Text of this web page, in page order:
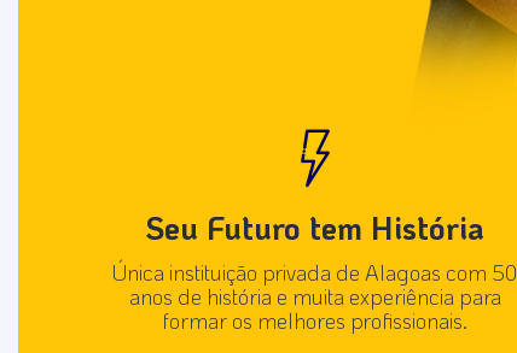
Seu Futuro tem História
Única instituição privada de Alagoas com 50
anos de história e muita experiência para
formar os melhores profissionais.